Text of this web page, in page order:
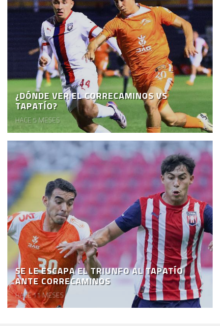
¿DÓNDE VER EL CORRECAMINOS VS
TAPATÍO?
HACE 5 MESES
SE LE ESCAPA EL TRIUNFO AL TAPATÍO
ANTE CORRECAMINOS
HACE 11 MESES